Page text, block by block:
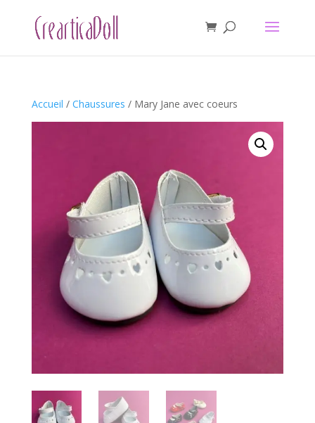
Accueil / Chaussures / Mary Jane avec coeurs